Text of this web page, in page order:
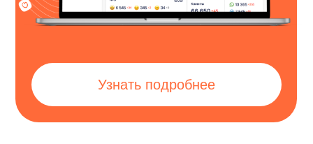
Zabota.Cloud
пациентов.